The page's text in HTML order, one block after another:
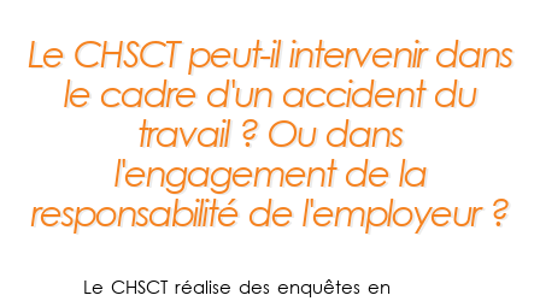
Le CHSCT peut-il intervenir dans
le cadre d'un accident du
travail ? Ou dans
l'engagement de la
responsabilité de l'employeur ?
Le CHSCT réalise des enquêtes en